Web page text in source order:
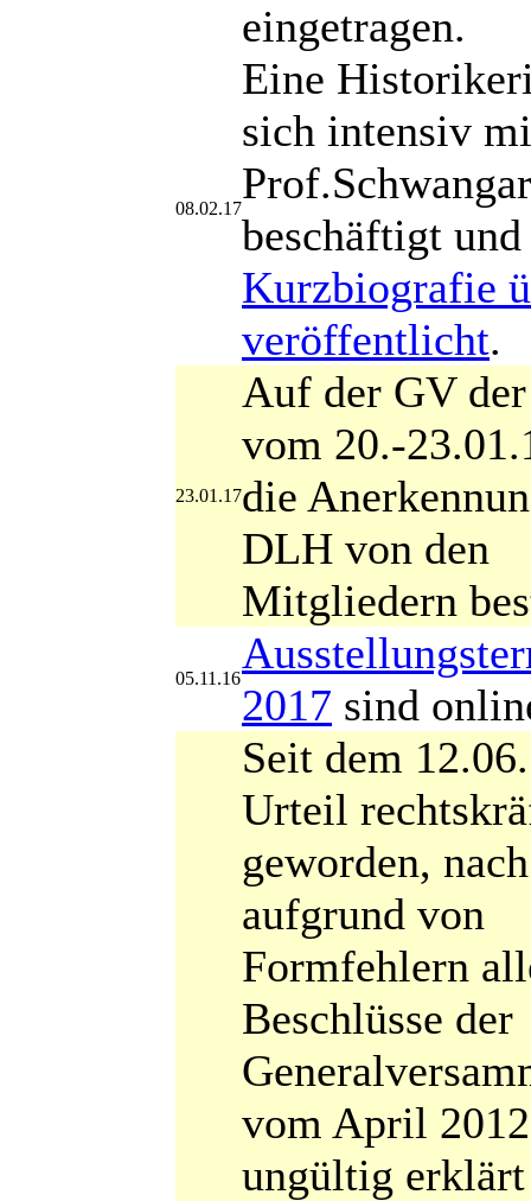
eingetragen.
08.02.17
Eine
sich intensiv
beschäftigt
Kurzbiografie
veröffentlicht.
23.01.17
Auf der GV
vom 20.-
die
DLH von den
Mitgliedern
05.11.16
2017 sind
Seit dem
Urteil
geworden,
aufgrund von
Formfehlern
Beschlüsse der
vom April
ungültig